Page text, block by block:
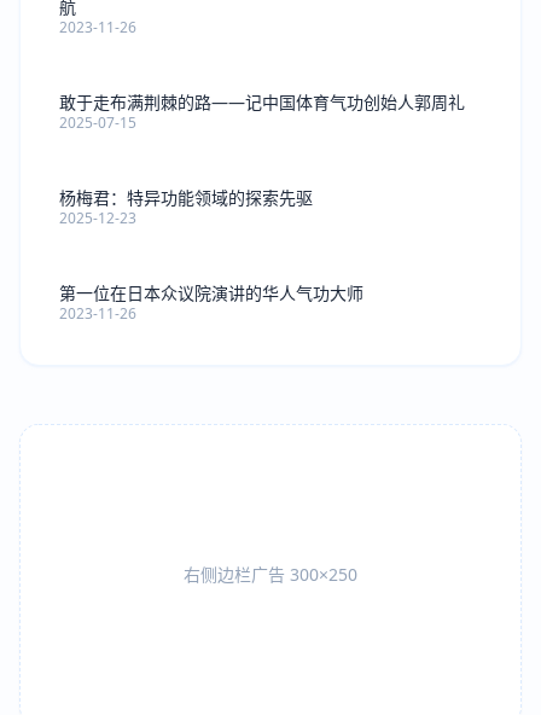
航
2023-11-26
敢于走布满荆棘的路——记中国体育气功创始人郭周礼
2025-07-15
杨梅君：特异功能领域的探索先驱
2025-12-23
第一位在日本众议院演讲的华人气功大师
2023-11-26
右侧边栏广告 300×250